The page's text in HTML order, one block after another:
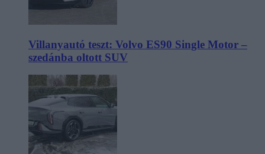
Villanyautó teszt: Volvo ES90 Single Motor –
szedánba oltott SUV